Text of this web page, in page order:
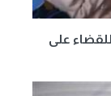
على